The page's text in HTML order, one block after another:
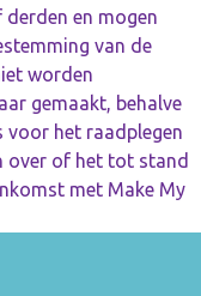
en mogen
van de
worden
gemaakt, behalve
het raadplegen
over of het tot stand
met Make My